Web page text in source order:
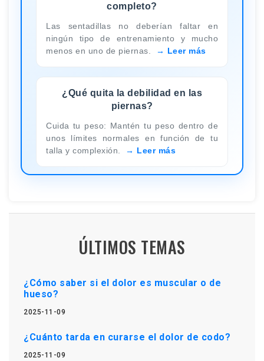
completo?
Las sentadillas no deberían faltar en
ningún tipo de entrenamiento y mucho
menos en uno de piernas.
Leer más
¿Qué quita la debilidad en las
piernas?
Cuida tu peso: Mantén tu peso dentro de
unos límites normales en función de tu
talla y complexión.
Leer más
ÚLTIMOS TEMAS
¿Cómo saber si el dolor es muscular o de
hueso?
2025-11-09
¿Cuánto tarda en curarse el dolor de codo?
2025-11-09